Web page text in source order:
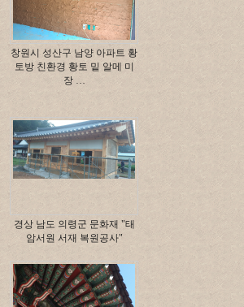
창원시 성산구 남양 아파트 황
토방 친환경 황토 밑 알메 미
장 …
경상 남도 의령군 문화재 "태
암서원 서재 복원공사"